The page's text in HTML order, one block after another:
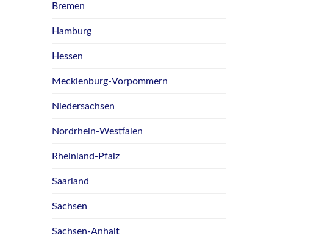
Bremen
Hamburg
Hessen
Mecklenburg-Vorpommern
Niedersachsen
Nordrhein-Westfalen
Rheinland-Pfalz
Saarland
Sachsen
Sachsen-Anhalt